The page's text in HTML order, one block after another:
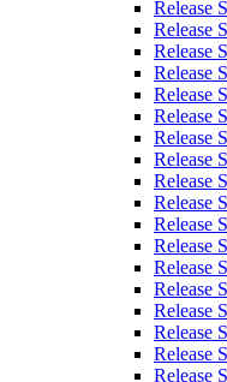
Release
Release
Release
Release
Release
Release
Release
Release
Release
Release
Release
Release
Release
Release
Release
Release
Release
Release